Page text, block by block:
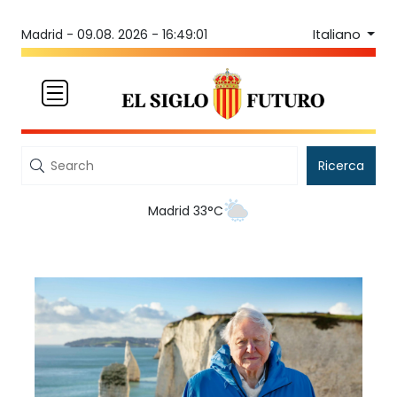
Madrid - 09.08. 2026 - 16:49:01 Italiano
Ricerca
Madrid 33°C